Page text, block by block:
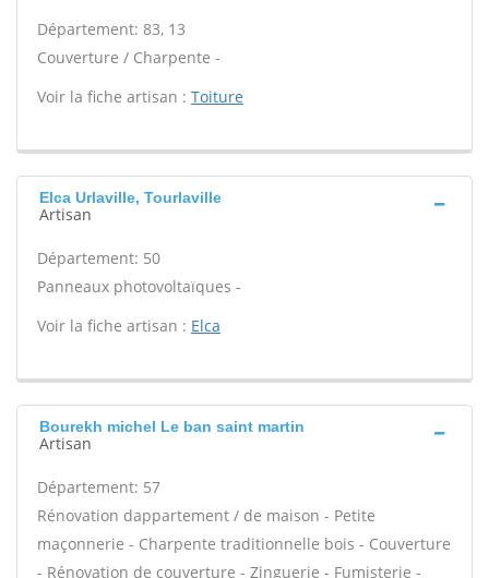
Département: 83, 13
Couverture / Charpente -
Voir la fiche artisan : Toiture
Elca Urlaville, Tourlaville
Artisan
Département: 50
Panneaux photovoltaïques -
Voir la fiche artisan : Elca
Bourekh michel Le ban saint martin
Artisan
Département: 57
Rénovation dappartement / de maison - Petite
maçonnerie - Charpente traditionnelle bois - Couverture
- Rénovation de couverture - Zinguerie - Fumisterie -